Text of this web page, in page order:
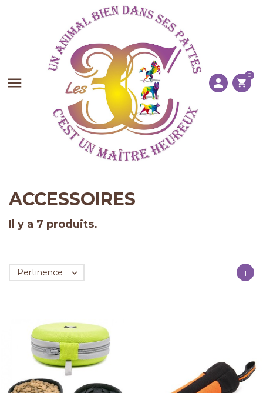
 person shopping_cart
0
ACCESSOIRES
Il y a 7 produits.
Pertinence  1